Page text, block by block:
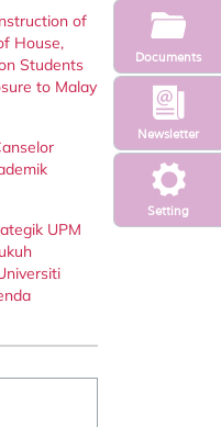
Setting
Newsletter
Documents
of
House,
Students
to Malay
UPM